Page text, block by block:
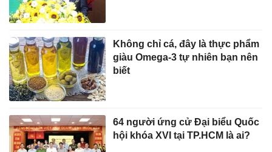
Không chỉ cá, đây là thực phẩm
giàu Omega-3 tự nhiên bạn nên
biết
64 người ứng cử Đại biểu Quốc
hội khóa XVI tại TP.HCM là ai?